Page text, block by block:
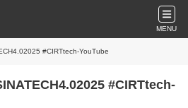
MENU
#CIRTtech-YouTube
#CIRTtech-